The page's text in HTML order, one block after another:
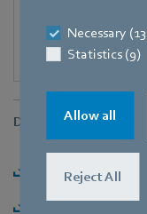
Necessary
Statistics (9)
Allow all
Reject All
Downloads
Herunterladen
Herunterladen